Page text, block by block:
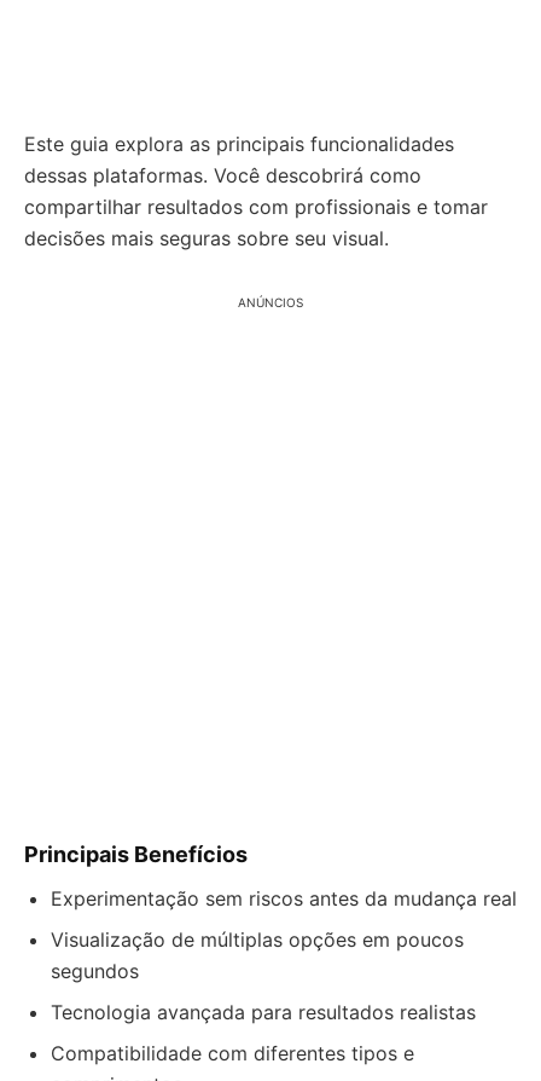
Este guia explora as principais funcionalidades
dessas plataformas. Você descobrirá como
compartilhar resultados com profissionais e tomar
decisões mais seguras sobre seu visual.
ANÚNCIOS
Principais Benefícios
Experimentação sem riscos antes da mudança real
Visualização de múltiplas opções em poucos
segundos
Tecnologia avançada para resultados realistas
Compatibilidade com diferentes tipos e